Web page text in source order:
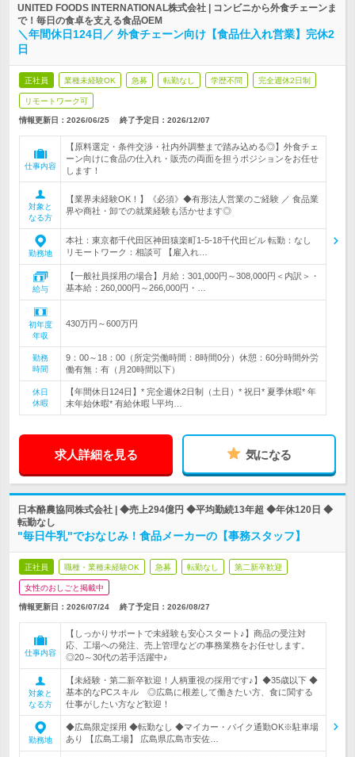
UNITED FOODS INTERNATIONAL株式会社 | コンビニから外食チェーンま
で！毎日の食卓を支える食品OEM
＼年間休日124日／ 外食チェーン向け【食品仕入れ営業】完休2
日
正社員 業種未経験OK 急募 転勤なし 学歴不問 完全週休2日制
リモートワーク可
情報更新日：2026/06/25 終了予定日： 2026/12/07
仕事内容
【原料選定・条件交渉・社内外調整まで踏み込める◎】外食チェ
ーン向けに食品の仕入れ・販売の両面を担うポジションをお任せ
します！
対象と
なる方
【業界未経験OK！】《必須》◆有形法人営業のご経験 ／ 食品業
界や商社・卸での就業経験も活かせます◎
勤務地
本社：東京都千代田区神田猿楽町1-5-18千代田ビル 転勤：なし
リモートワーク：相談可 【雇入れ…
給与
【一般社員採用の場合】月給：301,000円～308,000円＜内訳＞・
基本給：260,000円～266,000円・…
初年度
年収
430万円～600万円
勤務
時間
9：00～18：00（所定労働時間：8時間0分）休憩：60分時間外労
働有無：有（月20時間以下）
休日
休暇
【年間休日124日】* 完全週休2日制（土日）* 祝日* 夏季休暇* 年
末年始休暇* 有給休暇└平均…
求人詳細を見る 気になる
日本酪農協同株式会社 | ◆売上294億円 ◆平均勤続13年超 ◆年休120日 ◆
転勤なし
"毎日牛乳"でおなじみ！食品メーカーの【事務スタッフ】
正社員 職種・業種未経験OK 急募 転勤なし 第二新卒歓迎
女性のおしごと掲載中
情報更新日：2026/07/24 終了予定日： 2026/08/27
仕事内容
【しっかりサポートで未経験も安心スタート♪】商品の受注対
応、工場への発注、売上管理などの事務業務をお任せします。
◎20～30代の若手活躍中♪
対象と
なる方
【未経験・第二新卒歓迎！人柄重視の採用です♪】◆35歳以下 ◆
基本的なPCスキル ◎広島に根差して働きたい方、食に関する
仕事がしたい方など歓迎！
勤務地
◆広島限定採用 ◆転勤なし ◆マイカー・バイク通勤OK※駐車場
あり 【広島工場】 広島県広島市安佐…